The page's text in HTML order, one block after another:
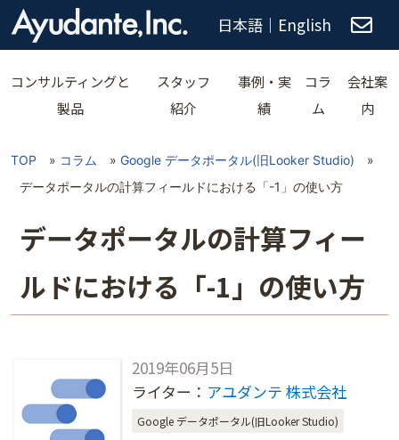
日本語 ｜ English
コンサルティングと
製品
スタッフ
紹介
事例・実
績
コラ
ム
会社案
内
TOP » コラム » Google データポータル(旧Looker Studio)
»
データポータルの計算フィールドにおける「-1」の使い方
データポータルの計算フィー
ルドにおける「-1」の使い方
2019年06月5日
ライター： アユダンテ 株式会社
Google データポータル(旧Looker Studio)